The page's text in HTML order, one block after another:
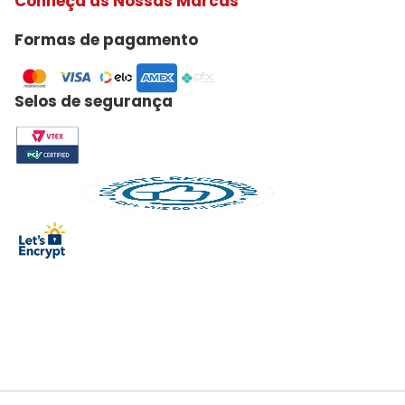
Formas de pagamento
Selos de segurança